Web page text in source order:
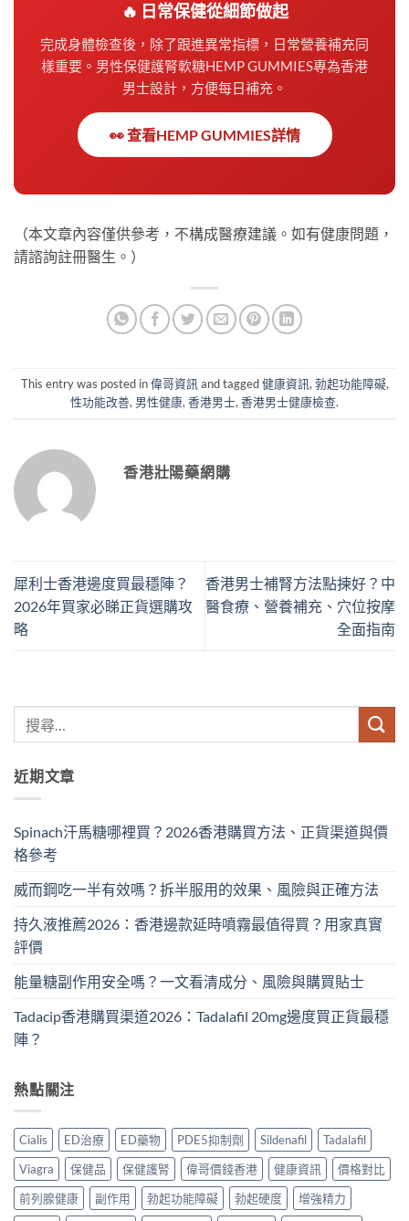
🔥 日常保健從細節做起
完成身體檢查後，除了跟進異常指標，日常營養補充同
樣重要。男性保健護腎軟糖HEMP GUMMIES專為香港
男士設計，方便每日補充。
👀 查看HEMP GUMMIES詳情
（本文章內容僅供參考，不構成醫療建議。如有健康問題，
請諮詢註冊醫生。）
This entry was posted in偉哥資訊 and tagged健康資訊, 勃起功能障礙,
性功能改善, 男性健康, 香港男士, 香港男士健康檢查.
香港壯陽藥網購
犀利士香港邊度買最穩陣？
2026年買家必睇正貨選購攻
略
香港男士補腎方法點揀好？中
醫食療、營養補充、穴位按摩
全面指南
近期文章
Spinach汗馬糖哪裡買？2026香港購買方法、正貨渠道與價
格參考
威而鋼吃一半有效嗎？拆半服用的效果、風險與正確方法
持久液推薦2026：香港邊款延時噴霧最值得買？用家真實
評價
能量糖副作用安全嗎？一文看清成分、風險與購買貼士
Tadacip香港購買渠道2026：Tadalafil 20mg邊度買正貨最穩
陣？
熱點關注
Cialis ED治療 ED藥物 PDE5抑制劑 Sildenafil
Tadalafil
Viagra
保健品 保健護腎 偉哥價錢香港 健康資訊
價格對比
前列腺健康
副作用 勃起功能障礙 勃起硬度
增強精力